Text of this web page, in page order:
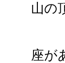
山の
四
座が